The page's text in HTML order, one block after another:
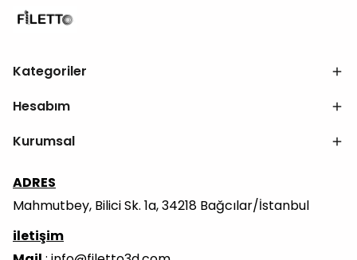
Kategoriler
Hesabım
Kurumsal
ADRES
Mahmutbey, Bilici Sk. 1a, 34218 Bağcılar/İstanbul
iletişim